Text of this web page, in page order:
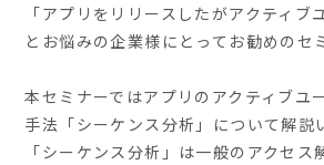
「アプリをリリースしたがアクティブ
とお悩みの企業様にとってお勧めのセ
本セミナーではアプリのアクティブユ
手法「シーケンス分析」について解説
「シーケンス分析」は一般のアクセス